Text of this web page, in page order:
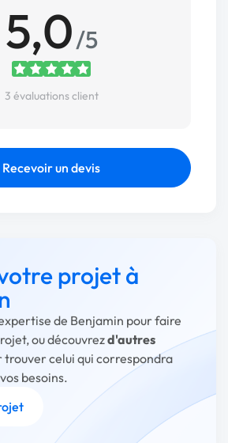
5,0/5
3 évaluations client
Recevoir un devis
projet à
de Benjamin pour faire
ou découvrezd'autres
trouver celui qui correspondra
besoins.